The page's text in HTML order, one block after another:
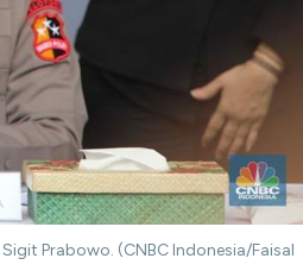
Prabowo. (CNBC Indonesia/Faisal